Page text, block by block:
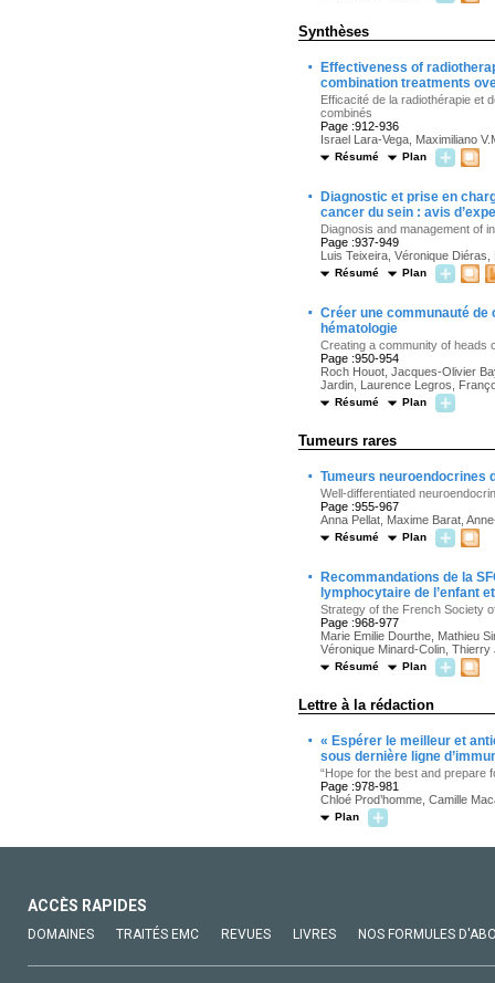
Synthèses
·
Effectiveness of
combination treatments
Efficacité de la radiothérapie et
combinés
Page :912-936
Israel Lara-Vega, Maximiliano
Résumé Plan
·
Diagnostic et prise en
cancer du sein : avis
Diagnosis and management of
Page :937-949
Luis Teixeira, Véronique
Résumé Plan
· Créer une communauté
hématologie
Creating a community of heads
Page :950-954
Roch Houot, Jacques-Olivier
Jardin, Laurence Legros,
Résumé Plan
Tumeurs rares
· Tumeurs neuroendocrines
Well-differentiated
Page :955-967
Anna Pellat, Maxime Barat,
Résumé Plan
·
Recommandations de la
lymphocytaire de l’enfant
Strategy of the French Society
Page :968-977
Marie Emilie Dourthe, Mathieu
Véronique Minard-Colin,
Résumé Plan
Lettre à la rédaction
· « Espérer le meilleur et
sous dernière ligne
“Hope for the best and prepare
Page :978-981
Chloé Prod’homme, Camille
Plan
ACCÈS RAPIDES
DOMAINES TRAITÉS EMC REVUES LIVRES NOS FORMULES